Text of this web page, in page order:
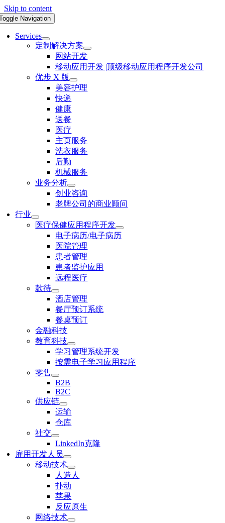
Skip to content
Navigation
Services
定制解决方案
网站开发
移动应用开发 |顶级移动应用程序开发公司
优步 X 版
美容护理
快递
健康
送餐
医疗
主页服务
洗衣服务
后勤
机械服务
业务分析
创业咨询
老牌公司的商业顾问
行业
医疗保健应用程序开发
电子病历/电子病历
医院管理
患者管理
患者监护应用
远程医疗
款待
酒店管理
餐厅预订系统
餐桌预订
金融科技
教育科技
学习管理系统开发
按需电子学习应用程序
零售
B2B
B2C
供应链
运输
仓库
社交
LinkedIn克隆
雇用开发人员
移动技术
人造人
扑动
苹果
反应原生
网络技术